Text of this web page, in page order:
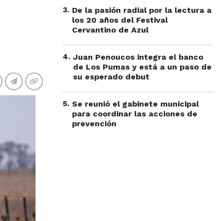
3. De la pasión radial por la lectura a
los 20 años del Festival
Cervantino de Azul
4. Juan Penoucos integra el banco
de Los Pumas y está a un paso de
su esperado debut
5. Se reunió el gabinete municipal
para coordinar las acciones de
prevención